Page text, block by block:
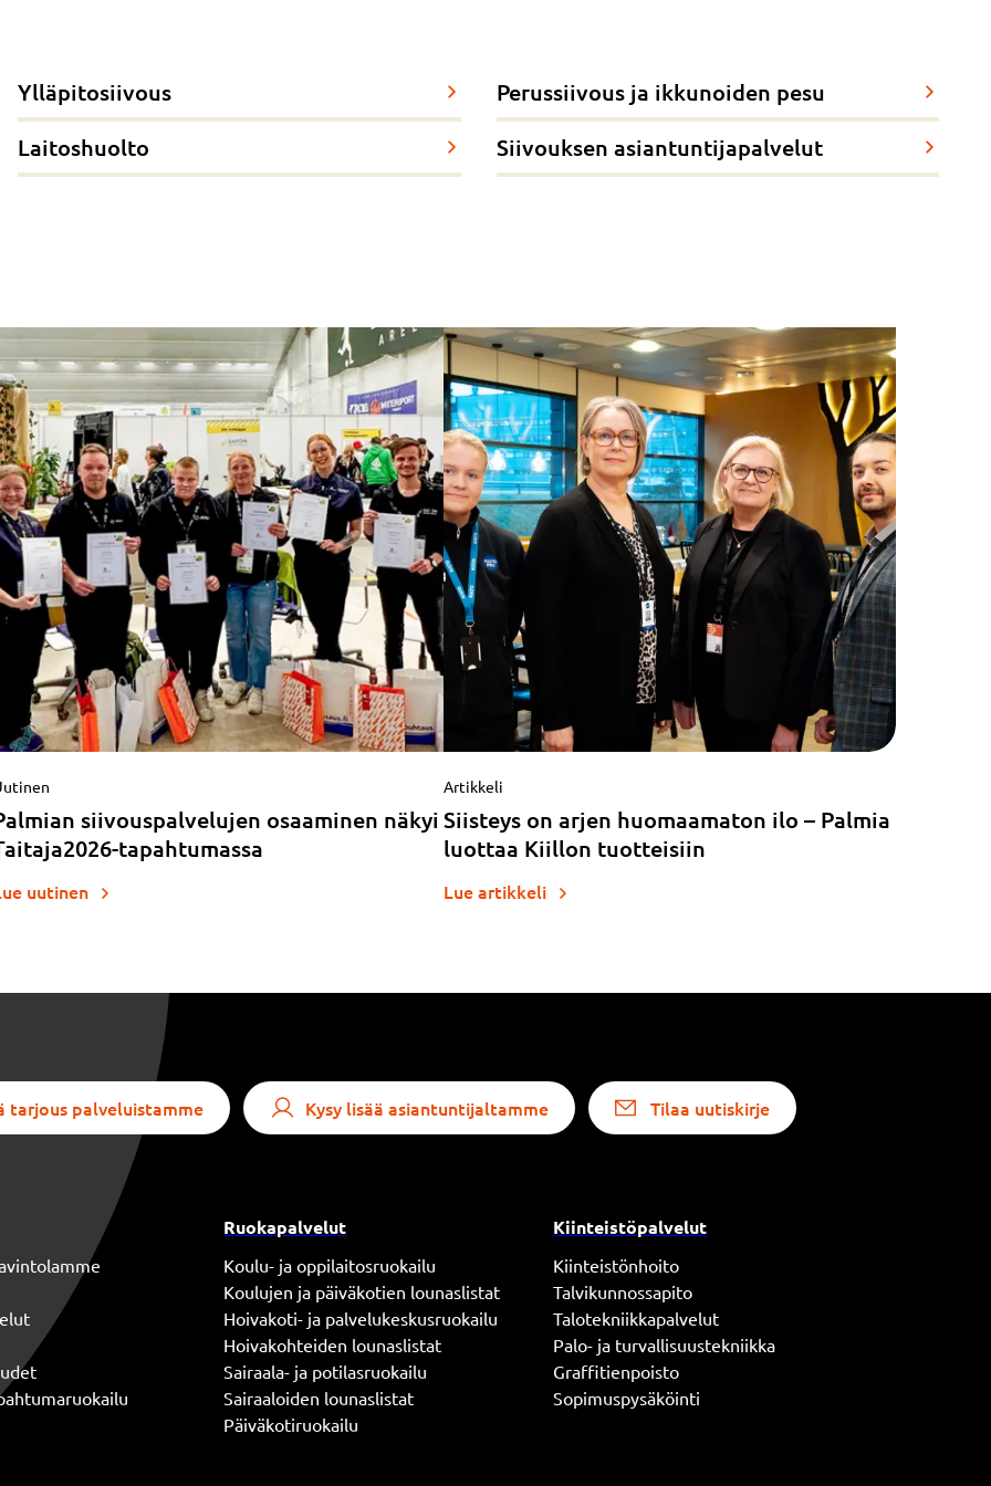
Ylläpitosiivous
Perussiivous ja ikkunoiden pesu
Laitoshuolto
Siivouksen asiantuntijapalvelut
siivouspalvelujen osaaminen näkyi
tapahtumassa
uutinen
Artikkeli
Siisteys on arjen huomaamaton ilo – Palmia
luottaa Kiillon tuotteisiin
Lue artikkeli
tarjous palveluistamme Kysy lisää asiantuntijaltamme Tilaa uutiskirje
Ruokapalvelut
Koulu- ja oppilaitosruokailu
Koulujen ja päiväkotien lounaslistat
Hoivakoti- ja palvelukeskusruokailu
Hoivakohteiden lounaslistat
Sairaala- ja potilasruokailu
Sairaaloiden lounaslistat
Päiväkotiruokailu
Kiinteistöpalvelut
Kiinteistönhoito
Talvikunnossapito
Talotekniikkapalvelut
Palo- ja turvallisuustekniikka
Graffitienpoisto
Sopimuspysäköinti